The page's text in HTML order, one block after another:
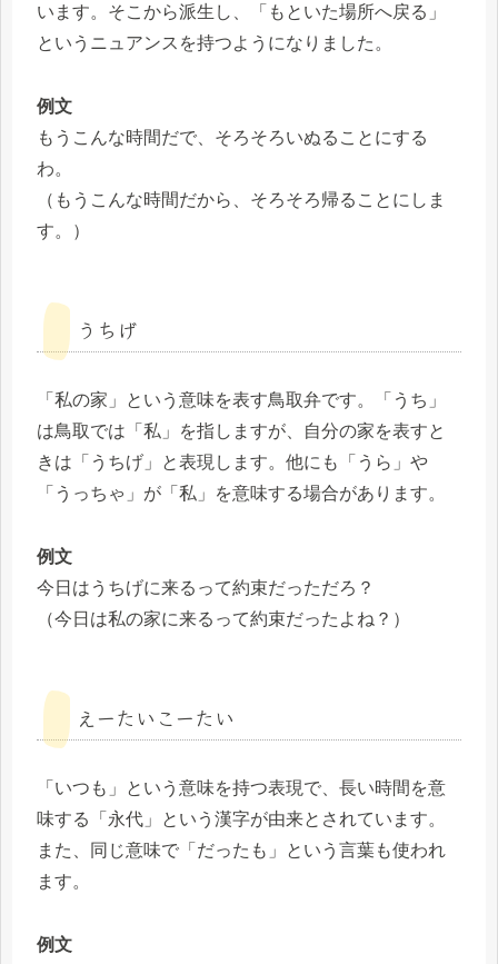
います。そこから派生し、「もといた場所へ戻る」
というニュアンスを持つようになりました。
例文
もうこんな時間だで、そろそろいぬることにする
わ。
（もうこんな時間だから、そろそろ帰ることにしま
す。）
うちげ
「私の家」という意味を表す鳥取弁です。「うち」
は鳥取では「私」を指しますが、自分の家を表すと
きは「うちげ」と表現します。他にも「うら」や
「うっちゃ」が「私」を意味する場合があります。
例文
今日はうちげに来るって約束だっただろ？
（今日は私の家に来るって約束だったよね？）
えーたいこーたい
「いつも」という意味を持つ表現で、長い時間を意
味する「永代」という漢字が由来とされています。
また、同じ意味で「だったも」という言葉も使われ
ます。
例文